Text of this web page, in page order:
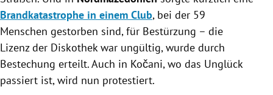
Brandkatastrophe in einem Club, bei der 59
Menschen gestorben sind, für Bestürzung – die
Lizenz der Diskothek war ungültig, wurde durch
Bestechung erteilt. Auch in Kočani, wo das Unglück
passiert ist, wird nun protestiert.